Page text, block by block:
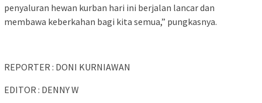
penyaluran hewan kurban hari ini berjalan lancar dan
membawa keberkahan bagi kita semua,” pungkasnya.
REPORTER : DONI KURNIAWAN
EDITOR : DENNY W